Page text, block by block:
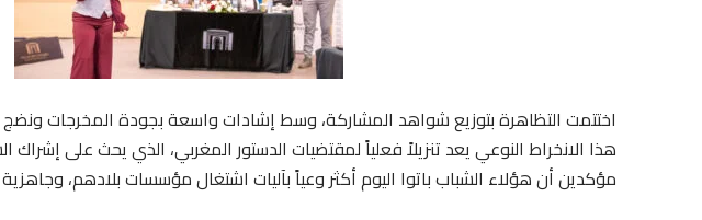
اختتمت التظاهرة بتوزيع شواهد المشاركة، وسط إشادات واسعة بجودة المخرجات
هذا الانخراط النوعي يعد تنزيلاً فعلياً لمقتضيات الدستور المغربي، الذي يحث على إشراك
مؤكدين أن هؤلاء الشباب باتوا اليوم أكثر وعياً بآليات اشتغال مؤسسات بلادهم،